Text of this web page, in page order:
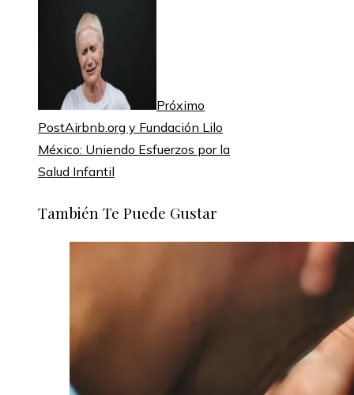
Próximo
PostAirbnb.org y Fundación Lilo
México: Uniendo Esfuerzos por la
Salud Infantil
También Te Puede Gustar